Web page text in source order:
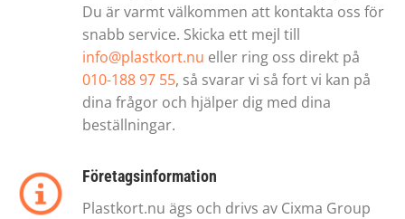
Du är varmt välkommen att kontakta oss för
snabb service. Skicka ett mejl till
info@plastkort.nu eller ring oss direkt på
010-188 97 55, så svarar vi så fort vi kan på
dina frågor och hjälper dig med dina
beställningar.
Företagsinformation
Plastkort.nu ägs och drivs av Cixma Group